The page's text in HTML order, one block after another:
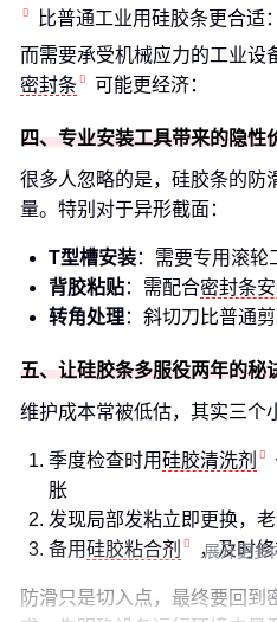
比普通工业用硅胶条更合适：
而需要承受机械应力的工业设
密封条
可能更经济：
四、专业安装工具带来的隐性
很多人忽略的是，硅胶条的防
量。特别对于异形截面：
T型槽安装：需要专用滚轮
背胶粘贴：需配合密封条
转角处理：斜切刀比普通
五、让硅胶条多服役两年的秘
维护成本常被低估，其实三个
季度检查时用硅胶清洗剂
胀
发现局部发粘立即更换，
备用硅胶粘合剂 ，及时
防滑只是切入点，最终要回到
展开更多